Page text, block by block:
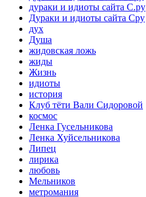
дураки и идиоты сайта С.ру
Дураки и идиоты сайта Сру
дух
Душа
жидовская ложь
жиды
Жизнь
идиоты
история
Клуб тёти Вали Сидоровой
космос
Ленка Гусельникова
Ленка Хуйсельникова
Липец
лирика
любовь
Мельников
метромания